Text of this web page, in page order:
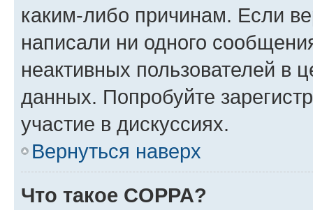
каким-либо причинам. Если
написали ни одного
неактивных пользователей в
данных. Попробуйте
участие в дискуссиях.
Вернуться наверх
Что такое COPPA?